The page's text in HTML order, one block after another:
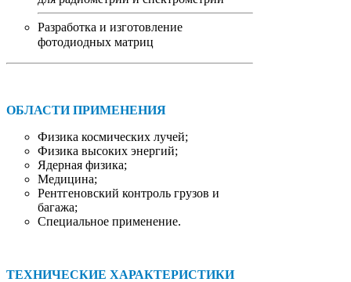
Разработка и изготовление
фотодиодных матриц
ОБЛАСТИ ПРИМЕНЕНИЯ
Физика космических лучей;
Физика высоких энергий;
Ядерная физика;
Медицина;
Рентгеновский контроль грузов и
багажа;
Специальное применение.
ТЕХНИЧЕСКИЕ ХАРАКТЕРИСТИКИ